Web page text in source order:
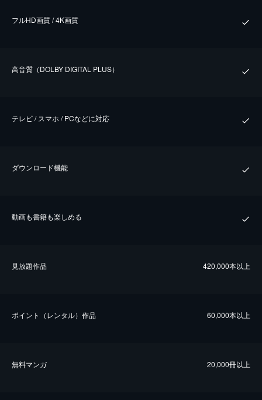
フルHD画質 / 4K画質
⾼⾳質（DOLBY DIGITAL PLUS）
テレビ / スマホ / PCなどに対応
ダウンロード機能
動画も書籍も楽しめる
⾒放題作品 420,000本以上
ポイント（レンタル）作品 60,000本以上
無料マンガ 20,000冊以上